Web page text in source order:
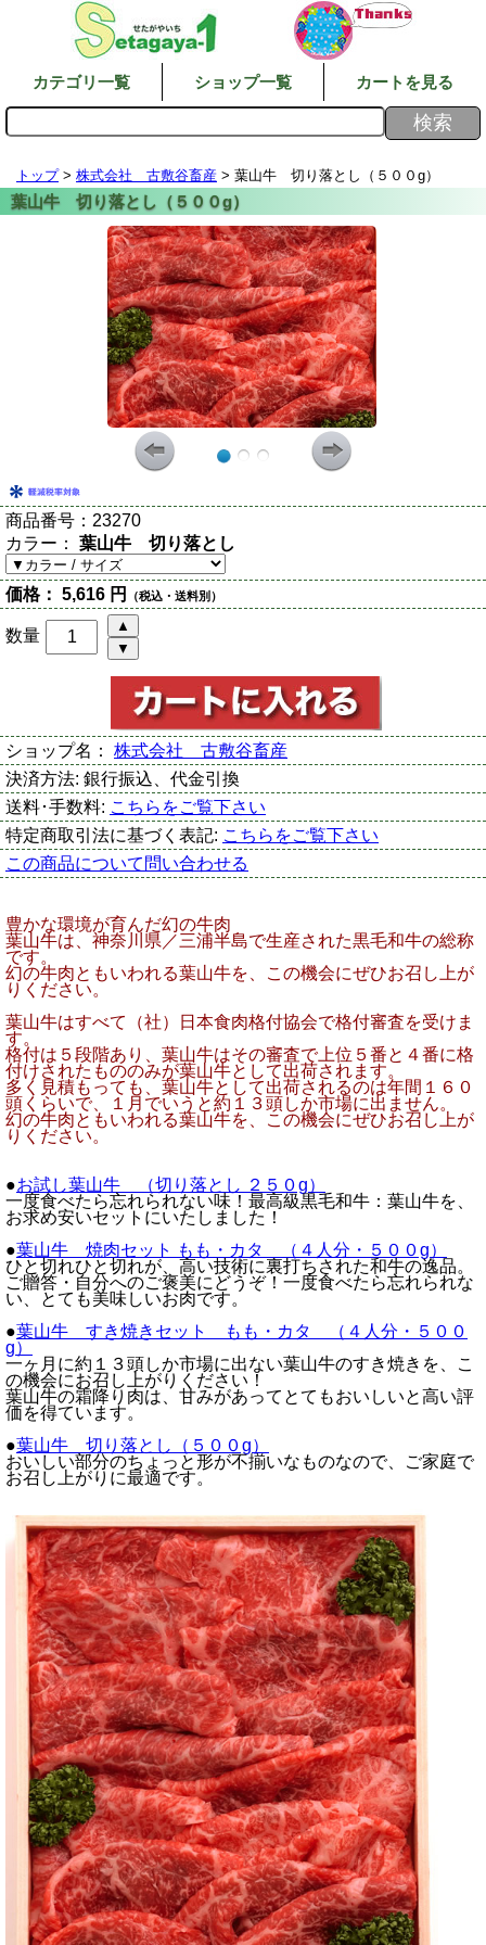
カテゴリ一覧 ショップ一覧 カートを見る
トップ> 株式会社 古敷谷畜産 > 葉山牛 切り落とし（５００g）
商品番号： 23270
カラー： 葉山牛 切り落とし
価格： 5,616 円 （税込・送料別）
数量
ショップ名： 株式会社 古敷谷畜産
決済方法: 銀行振込、代金引換
送料･手数料: こちらをご覧下さい
特定商取引法に基づく表記: こちらをご覧下さい
この商品について問い合わせる
豊かな環境が育んだ幻の牛肉
葉山牛は、神奈川県／三浦半島で生産された黒毛和牛の総称
です。
幻の牛肉ともいわれる葉山牛を、この機会にぜひお召し上が
りください。
葉山牛はすべて（社）日本食肉格付協会で格付審査を受けま
す。
格付は５段階あり、葉山牛はその審査で上位５番と４番に格
付けされたもののみが葉山牛として出荷されます。
多く見積もっても、葉山牛として出荷されるのは年間１６０
頭くらいで、１月でいうと約１３頭しか市場に出ません。
幻の牛肉ともいわれる葉山牛を、この機会にぜひお召し上が
りください。
●お試し葉山牛 （切り落とし ２５０g）
一度食べたら忘れられない味！最高級黒毛和牛：葉山牛を、
お求め安いセットにいたしました！
●葉山牛 焼肉セット もも・カタ （４人分・５００g）
ひと切れひと切れが、高い技術に裏打ちされた和牛の逸品。
ご贈答・自分へのご褒美にどうぞ！一度食べたら忘れられな
い、とても美味しいお肉です。
●葉山牛 すき焼きセット もも・カタ （４人分・５００
g）
一ヶ月に約１３頭しか市場に出ない葉山牛のすき焼きを、こ
の機会にお召し上がりください！
葉山牛の霜降り肉は、甘みがあってとてもおいしいと高い評
価を得ています。
●葉山牛 切り落とし（５００g）
おいしい部分のちょっと形が不揃いなものなので、ご家庭で
お召し上がりに最適です。